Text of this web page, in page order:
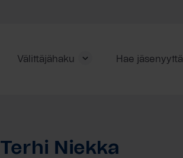
Välittäjähaku Hae jäsenyyttä
Terhi Niekka